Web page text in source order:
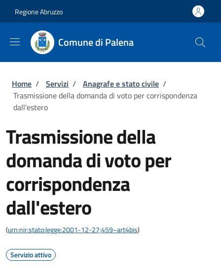
Regione Abruzzo
Comune di Palena
Briciole di pane
Home / Servizi / Anagrafe e stato civile /
Trasmissione della domanda di voto per corrispondenza
dall'estero
Trasmissione della
domanda di voto per
corrispondenza
dall'estero
(urn:nir:stato:legge:2001-12-27;459~art4bis)
Servizio attivo